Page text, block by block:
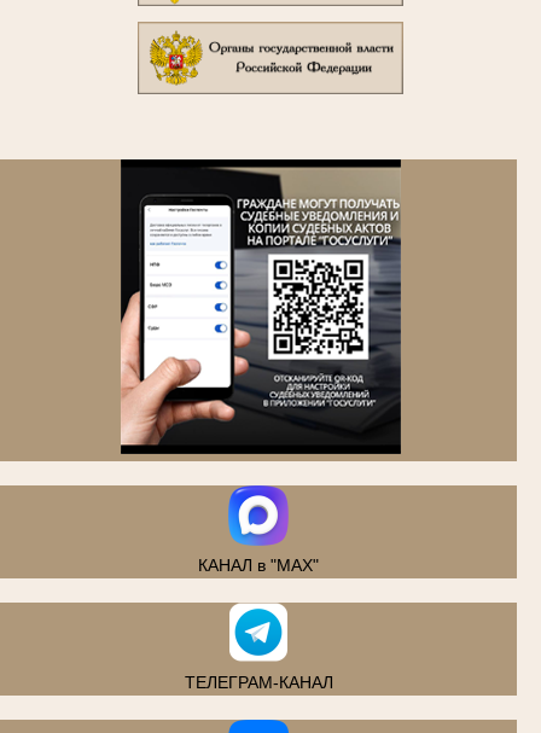
КАНАЛ в "MAX"
ТЕЛЕГРАМ-КАНАЛ